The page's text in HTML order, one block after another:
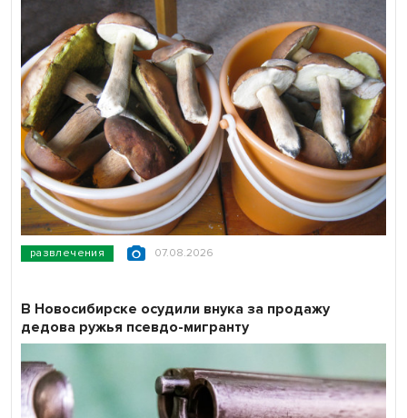
развлечения 07.08.2026
В Новосибирске осудили внука за продажу
дедова ружья псевдо-мигранту